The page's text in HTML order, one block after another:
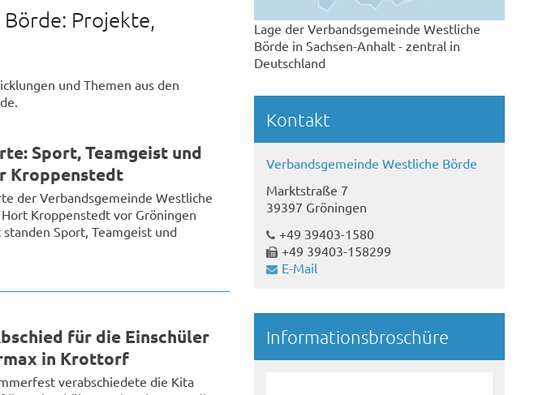
© Sven Wesche
Projekte,
und Themen aus den
Sport, Teamgeist und
Kroppenstedt
der Verbandsgemeinde Westliche
Kroppenstedt vor Gröningen
Sport, Teamgeist und
für die Einschüler
in Krottorf
verabschiedete die Kita
Lage der Verbandsgemeinde Westliche
Börde in Sachsen-Anhalt - zentral in
Deutschland
Kontakt
Verbandsgemeinde Westliche Börde
Marktstraße 7
39397 Gröningen
+49 39403-1580
+49 39403-158299
E-Mail
Informationsbroschüre